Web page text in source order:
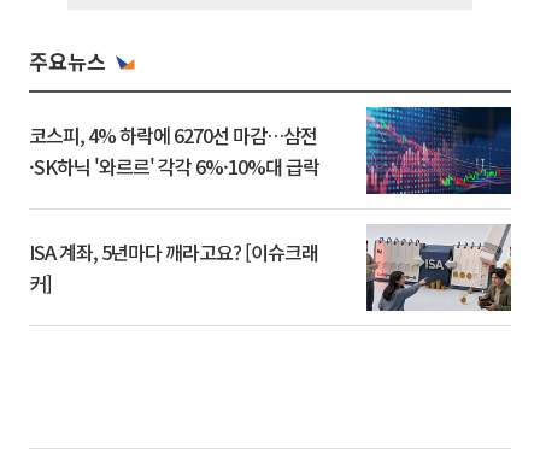
주요뉴스
코스피, 4% 하락에 6270선 마감…삼전
·SK하닉 '와르르' 각각 6%·10%대 급락
ISA 계좌, 5년마다 깨라고요? [이슈크래
커]